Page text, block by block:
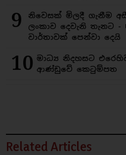
9
නිවෙසක් මිලදී ගැනීම
ලංකාව දෙවැනි තැනට -
වාර්තාවක් පෙන්වා දෙයි
10 මාධ්‍ය නිදහසට
ආණ්ඩුවේ කෙටුම්පත
Related Articles